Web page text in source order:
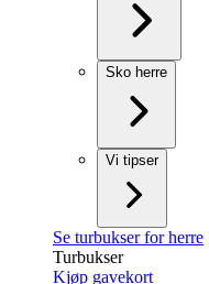
Sko herre
Vi tipser
Se turbukser for herre
Turbukser
Kjøp gavekort